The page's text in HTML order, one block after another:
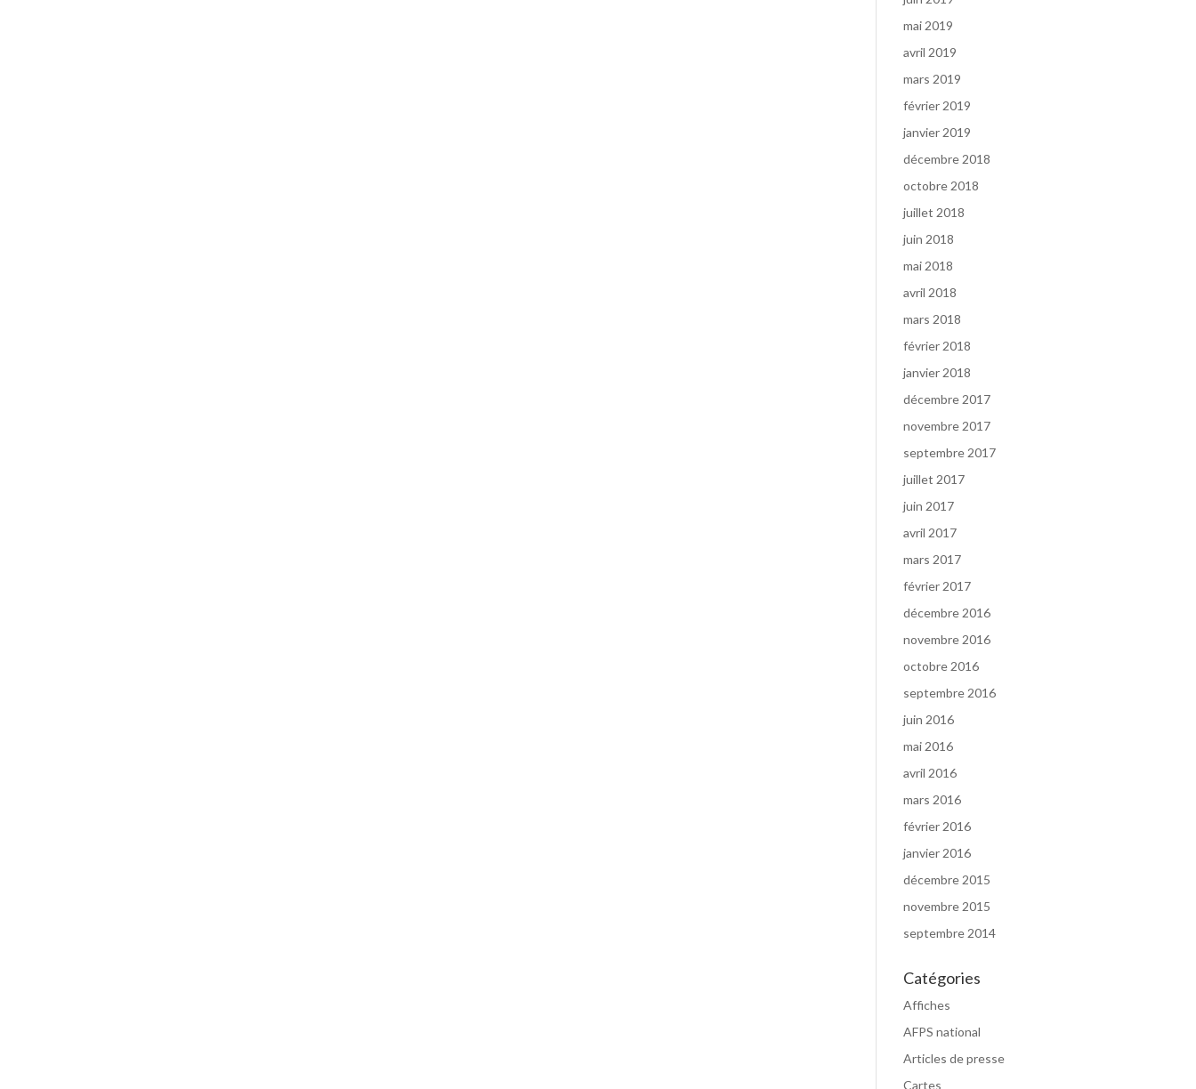
mai 2019
avril 2019
mars 2019
février 2019
janvier 2019
décembre 2018
octobre 2018
juillet 2018
juin 2018
mai 2018
avril 2018
mars 2018
février 2018
janvier 2018
décembre 2017
novembre 2017
septembre 2017
juillet 2017
juin 2017
avril 2017
mars 2017
février 2017
décembre 2016
novembre 2016
octobre 2016
septembre 2016
juin 2016
mai 2016
avril 2016
mars 2016
février 2016
janvier 2016
décembre 2015
novembre 2015
septembre 2014
Catégories
Affiches
AFPS national
Articles de presse
Cartes